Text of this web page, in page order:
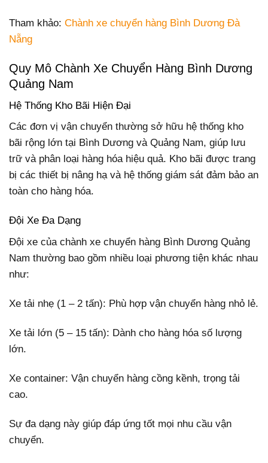
Tham khảo: Chành xe chuyển hàng Bình Dương Đà
Nẵng
Quy Mô Chành Xe Chuyển Hàng Bình Dương
Quảng Nam
Hệ Thống Kho Bãi Hiện Đại
Các đơn vị vận chuyển thường sở hữu hệ thống kho
bãi rộng lớn tại Bình Dương và Quảng Nam, giúp lưu
trữ và phân loại hàng hóa hiệu quả. Kho bãi được trang
bị các thiết bị nâng hạ và hệ thống giám sát đảm bảo an
toàn cho hàng hóa.
Đội Xe Đa Dạng
Đội xe của chành xe chuyển hàng Bình Dương Quảng
Nam thường bao gồm nhiều loại phương tiện khác nhau
như:
Xe tải nhẹ (1 – 2 tấn): Phù hợp vận chuyển hàng nhỏ lẻ.
Xe tải lớn (5 – 15 tấn): Dành cho hàng hóa số lượng
lớn.
Xe container: Vận chuyển hàng cồng kềnh, trọng tải
cao.
Sự đa dạng này giúp đáp ứng tốt mọi nhu cầu vận
chuyển.